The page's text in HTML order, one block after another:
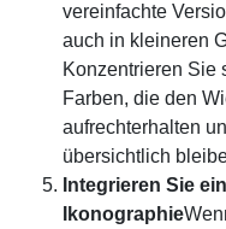
vereinfachte
auch in kleineren
Konzentrieren Sie
Farben, die den
aufrechterhalten
übersichtlich
Integrieren Sie
Ikonographie